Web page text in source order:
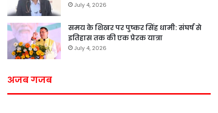
July 4, 2026
समय के शिखर पर पुष्कर सिंह धामी: संघर्ष से
इतिहास तक की एक प्रेरक यात्रा
July 4, 2026
अजब गजब